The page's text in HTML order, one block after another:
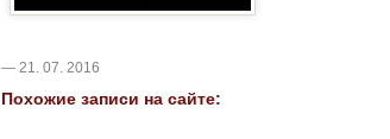
— 21. 07. 2016
Похожие записи на сайте: